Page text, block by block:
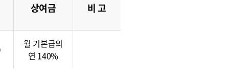
상여금 비 고
월 기본급의
연 140%